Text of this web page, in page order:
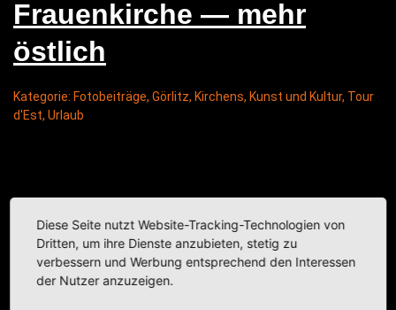
Frau­en­kir­che — mehr
östlich
Kategorie: Fotobeiträge, Görlitz, Kirchens, Kunst und Kultur, Tour
d'Est, Urlaub
Diese Seite nutzt Website-Tracking-Technologien von
Dritten, um ihre Dienste anzubieten, stetig zu
verbessern und Werbung entsprechend den Interessen
der Nutzer anzuzeigen.